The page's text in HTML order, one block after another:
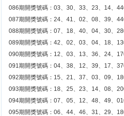
086期開獎號碼：03、30、33、23、14、
087期開獎號碼：24、41、02、08、39、
088期開獎號碼：07、18、40、04、30、
089期開獎號碼：42、02、03、04、18、
090期開獎號碼：12、03、13、36、24、
091期開獎號碼：04、38、12、39、17、
092期開獎號碼：15、21、37、03、09、
093期開獎號碼：18、25、23、14、08、
094期開獎號碼：07、05、12、48、49、
095期開獎號碼：06、44、46、31、29、